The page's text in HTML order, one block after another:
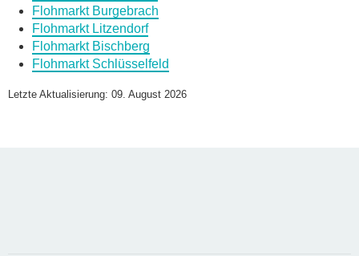
Daten des Flohmarkts
Name des Flohmarkts
Flohmarkt Burgebrach
Flohmarkt Litzendorf
Flohmarkt Bischberg
Flohmarkt Schlüsselfeld
Letzte Aktualisierung: 09. August 2026